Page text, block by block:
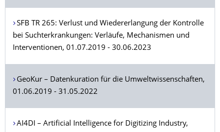
SFB TR 265: Verlust und Wiedererlangung der Kontrolle
bei Suchterkrankungen: Verläufe, Mechanismen und
Interventionen, 01.07.2019 - 30.06.2023
GeoKur – Datenkuration für die Umweltwissenschaf­ten,
01.06.2019 - 31.05.2022
AI4DI – Artificial Intelligence for Digitizing Industry,